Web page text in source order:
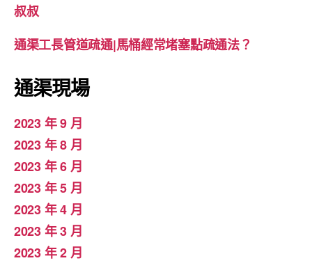
叔叔
通渠工長管道疏通|馬桶經常堵塞點疏通法？
通渠現場
2023 年 9 月
2023 年 8 月
2023 年 6 月
2023 年 5 月
2023 年 4 月
2023 年 3 月
2023 年 2 月